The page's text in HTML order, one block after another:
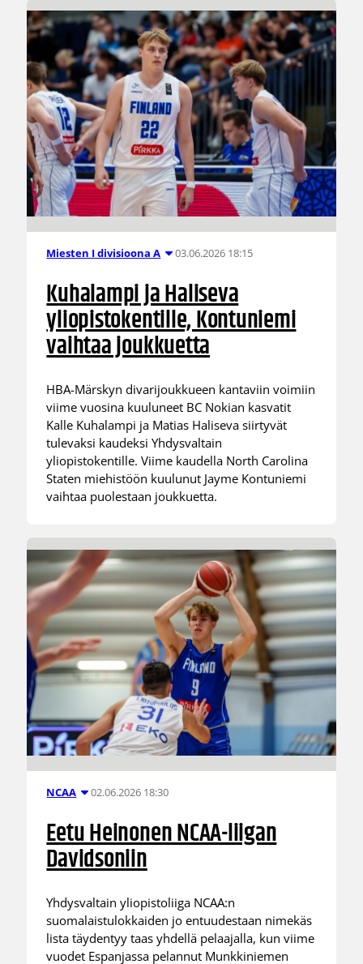
Miesten I divisioona A 03.06.2026 18:15
Kuhalampi ja Haliseva
yliopistokentille, Kontuniemi
vaihtaa joukkuetta
HBA-Märskyn divarijoukkueen kantaviin voimiin
viime vuosina kuuluneet BC Nokian kasvatit
Kalle Kuhalampi ja Matias Haliseva siirtyvät
tulevaksi kaudeksi Yhdysvaltain
yliopistokentille. Viime kaudella North Carolina
Staten miehistöön kuulunut Jayme Kontuniemi
vaihtaa puolestaan joukkuetta.
NCAA 02.06.2026 18:30
Eetu Heinonen NCAA-liigan
Davidsoniin
Yhdysvaltain yliopistoliiga NCAA:n
suomalaistulokkaiden jo entuudestaan nimekäs
lista täydentyy taas yhdellä pelaajalla, kun viime
vuodet Espanjassa pelannut Munkkiniemen